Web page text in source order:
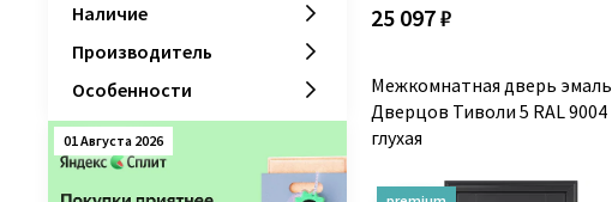
25 097 ₽
Межкомнатная дверь эмаль
Дверцов Тиволи 5 RAL 9004
глухая
Наличие
Производитель
Особенности
01 Августа 2026